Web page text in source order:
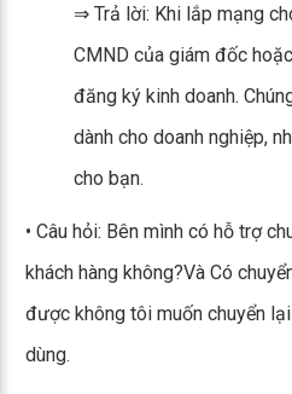
⇒ Trả lời: Khi lắp mạng
CMND của giám đốc
đăng ký kinh doanh.
dành cho doanh nghiệp,
cho bạn.
• Câu hỏi: Bên mình có hỗ trợ
khách hàng không?Và Có
được không tôi muốn chuyển
dùng.